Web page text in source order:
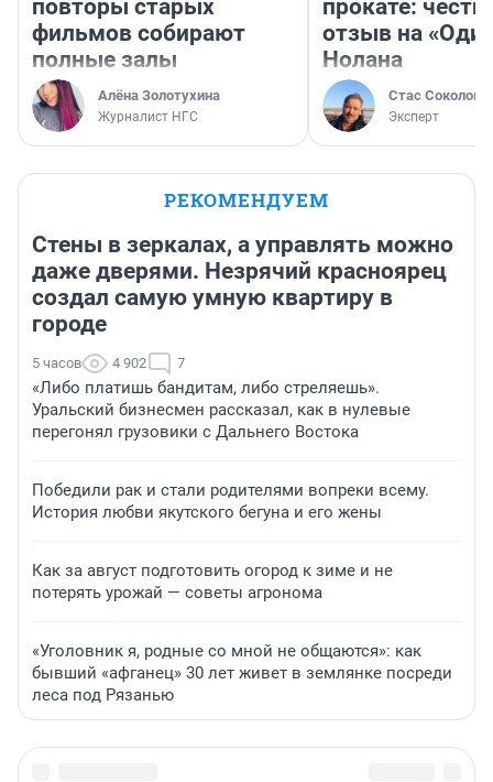
повторы старых
фильмов собирают
полные залы
Алёна Золотухина
Журналист НГС
прокате:
отзыв на
Нолана
Стас Соколов
Эксперт
РЕКОМЕНДУЕМ
Стены в зеркалах, а управлять можно
даже дверями. Незрячий красноярец
создал самую умную квартиру в
городе
5 часов 4 902 7
«Либо платишь бандитам, либо стреляешь».
Уральский бизнесмен рассказал, как в нулевые
перегонял грузовики с Дальнего Востока
Победили рак и стали родителями вопреки всему.
История любви якутского бегуна и его жены
Как за август подготовить огород к зиме и не
потерять урожай — советы агронома
«Уголовник я, родные со мной не общаются»: как
бывший «афганец» 30 лет живет в землянке посреди
леса под Рязанью